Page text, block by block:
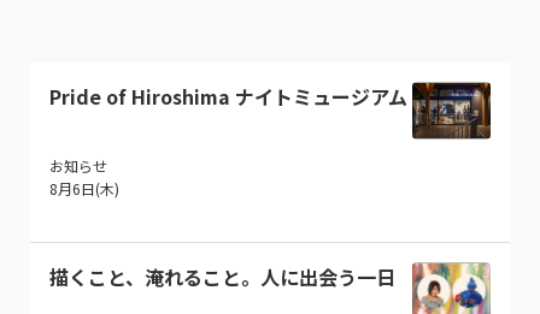
Pride of Hiroshima ナイトミュージアム
お知らせ
8月6日(木)
描くこと、淹れること。人に出会う一日